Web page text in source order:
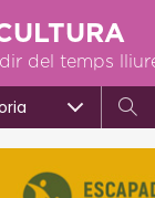
del temps